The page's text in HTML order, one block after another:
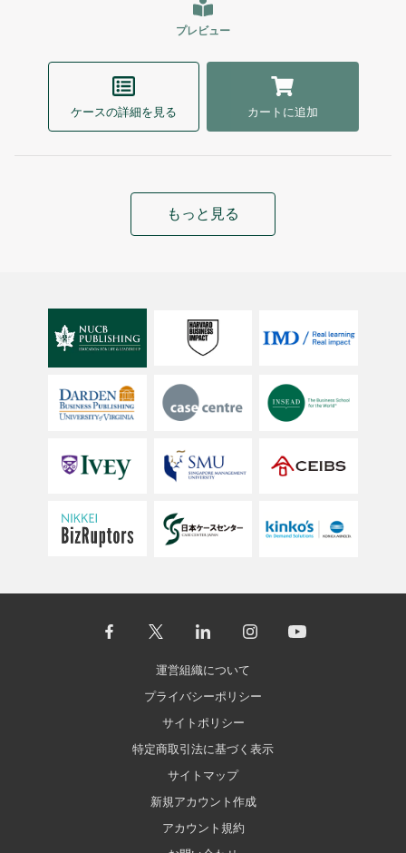
プレビュー
ケースの詳細を見る カートに追加
もっと見る
運営組織について
プライバシーポリシー
サイトポリシー
特定商取引法に基づく表示
サイトマップ
新規アカウント作成
アカウント規約